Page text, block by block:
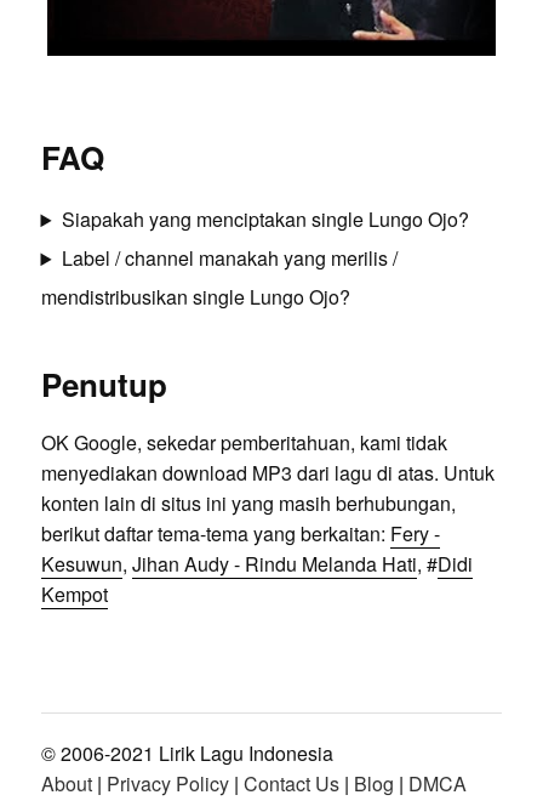
FAQ
Siapakah yang menciptakan single Lungo Ojo?
Label / channel manakah yang merilis /
mendistribusikan single Lungo Ojo?
Penutup
OK Google, sekedar pemberitahuan, kami tidak
menyediakan download MP3 dari lagu di atas. Untuk
konten lain di situs ini yang masih berhubungan,
berikut daftar tema-tema yang berkaitan: Fery -
Kesuwun, Jihan Audy - Rindu Melanda Hati, #Didi
Kempot
© 2006-2021 Lirik Lagu Indonesia
About| Privacy Policy| Contact Us| Blog | DMCA